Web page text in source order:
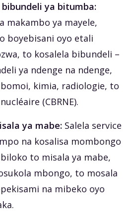
bibundeli ya bitumba:
makambo ya mayele,
boyebisani oyo etali
to kosalela bibundeli –
ya ndenge na ndenge,
kimia, radiologie, to
(CBRNE).
ya mabe: Salela service
na kosalisa mombongo
to misala ya mabe,
mbongo, to mosala
na mibeko oyo